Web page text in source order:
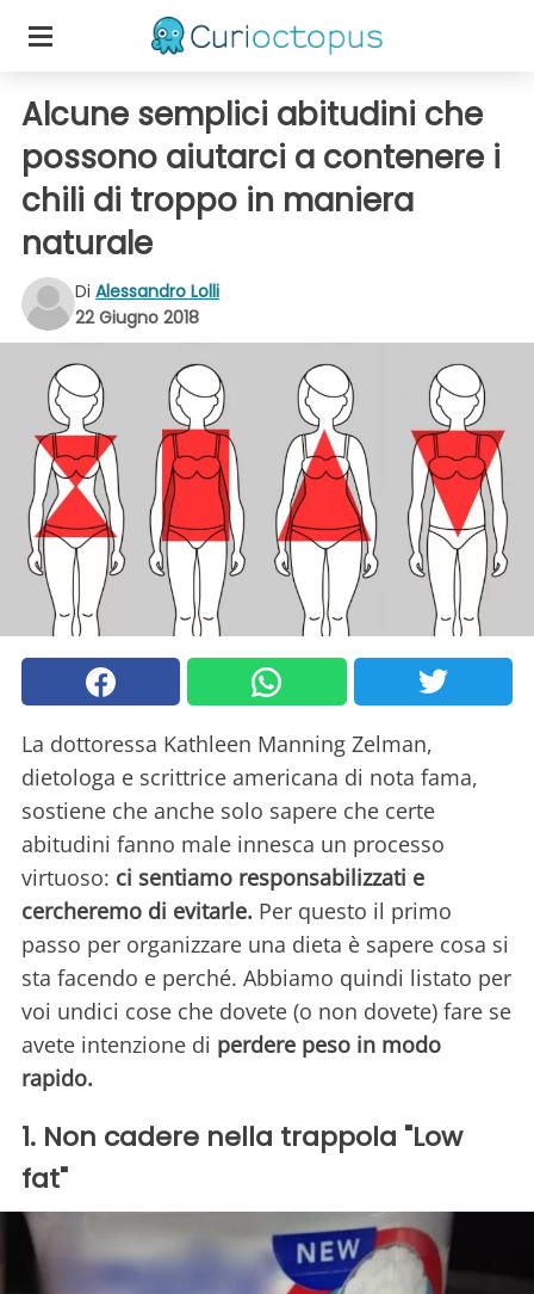
Alcune semplici abitudini che
possono aiutarci a contenere i
chili di troppo in maniera
naturale
Di Alessandro Lolli
22 Giugno 2018
La dottoressa Kathleen Manning Zelman,
dietologa e scrittrice americana di nota fama,
sostiene che anche solo sapere che certe
abitudini fanno male innesca un processo
virtuoso: ci sentiamo responsabilizzati e
cercheremo di evitarle. Per questo il primo
passo per organizzare una dieta è sapere cosa si
sta facendo e perché. Abbiamo quindi listato per
voi undici cose che dovete (o non dovete) fare se
avete intenzione di perdere peso in modo
rapido.
1. Non cadere nella trappola "Low
fat"